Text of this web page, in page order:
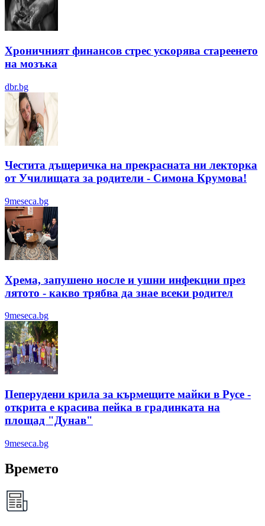
Хроничният финансов стрес ускорява стареенето
на мозъка
dbr.bg
Честита дъщеричка на прекрасната ни лекторка
от Училищата за родители - Симона Крумова!
9meseca.bg
Хрема, запушено носле и ушни инфекции през
лятотo - какво трябва да знае всеки родител
9meseca.bg
Пеперудени крила за кърмещите майки в Русе -
открита е красива пейка в градинката на
площад "Дунав"
9meseca.bg
Времето